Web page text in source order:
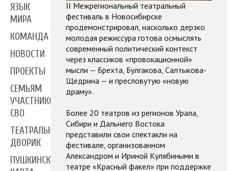
ЯЗЫК
МИРА
КОМАНДА
НОВОСТИ
ПРОЕКТЫ
СЕМЬЯМ
УЧАСТНИКОВ
СВО
ТЕАТРАЛЬНЫЙ
ДВОРИК
ПУШКИНСКАЯ
II Межрегиональный театральный
фестиваль в Новосибирске
продемонстрировал, насколько дерзко
молодая режиссура готова осмыслять
современный политический контекст
через классиков «провокационной»
мысли — Брехта, Булгакова, Салтыкова-
Щедрина — и пресловутую «новую
драму».
Более 20 театров из регионов Урала,
Сибири и Дальнего Востока
представили свои спектакли на
фестивале, организованном
Александром и Ириной Кулябиными в
театре «Красный факел» при поддержке